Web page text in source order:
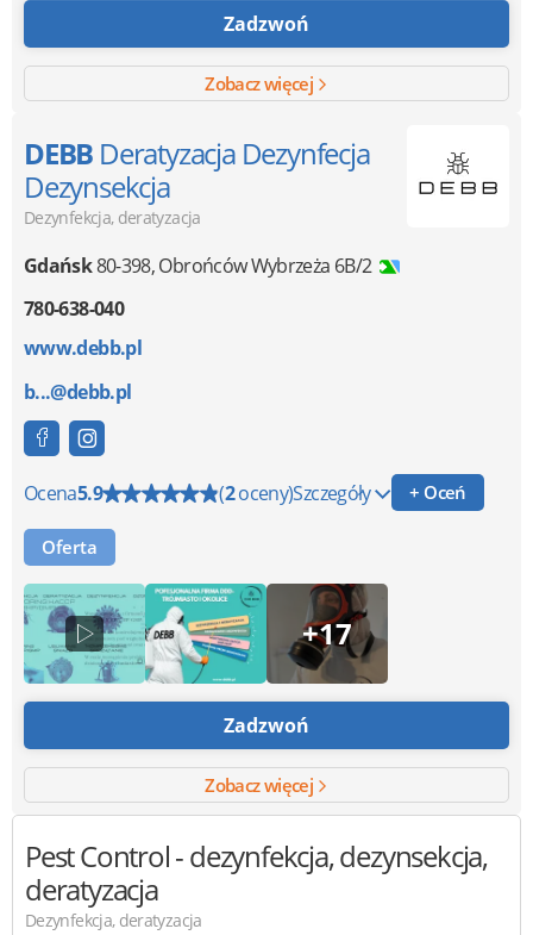
Zadzwoń
Zobacz więcej
DEBB Deratyzacja Dezynfecja
Dezynsekcja
Dezynfekcja, deratyzacja
Gdańsk80-398,Obrońców Wybrzeża 6B/2
780-638-040
www.debb.pl
b...@debb.pl
Ocena5.9 (2oceny)Szczegóły + Oceń
Oferta
+17
Zadzwoń
Zobacz więcej
Pest Control- dezynfekcja, dezynsekcja,
deratyzacja
Dezynfekcja, deratyzacja